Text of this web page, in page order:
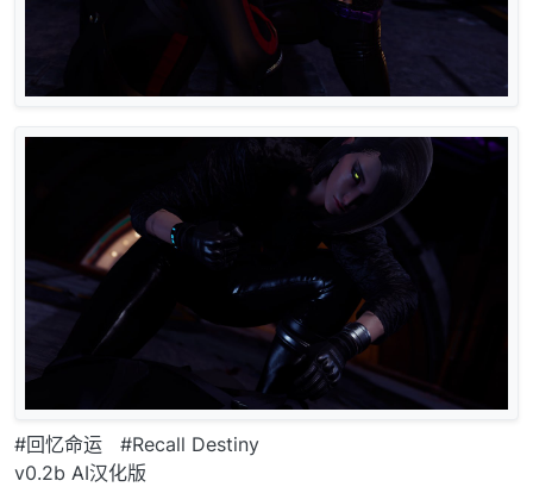
#回忆命运 #Recall Destiny
v0.2b AI汉化版